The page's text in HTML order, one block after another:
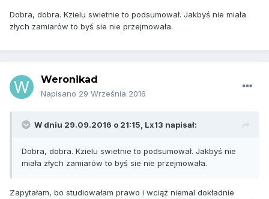
Dobra, dobra. Kzielu swietnie to podsumował. Jakbyś nie miała
złych zamiarów to byś sie nie przejmowała.
Weronikad
Napisano 29 Września 2016
W dniu 29.09.2016 o 21:15, Lx13 napisał:
Dobra, dobra. Kzielu swietnie to podsumował. Jakbyś nie
miała złych zamiarów to byś sie nie przejmowała.
Zapytałam, bo studiowałam prawo i wciąż niemal dokładnie